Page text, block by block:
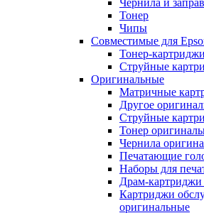
Чернила и
Тонер
Чипы
Совместимые для
Тонер-
Струйные
Оригинальные
Матричные
Другое
Струйные
Тонер
Чернила
Печатающие
Наборы для
Драм-
Картриджи
оригинальные